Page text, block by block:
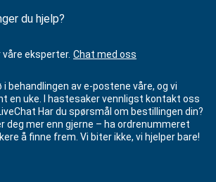
du hjelp?
våre eksperter. Chat med oss
i behandlingen av e-postene våre, og vi
en uke. I hastesaker vennligst kontakt oss
Har du spørsmål om bestillingen din?
deg mer enn gjerne – ha ordrenummeret
å finne frem. Vi biter ikke, vi hjelper bare!